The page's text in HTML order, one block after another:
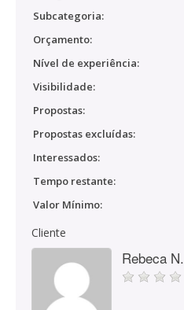
Subcategoria:
Orçamento:
Nível de experiência:
Visibilidade:
Propostas:
Propostas excluídas:
Interessados:
Tempo restante:
Valor Mínimo:
Cliente
Rebeca N.